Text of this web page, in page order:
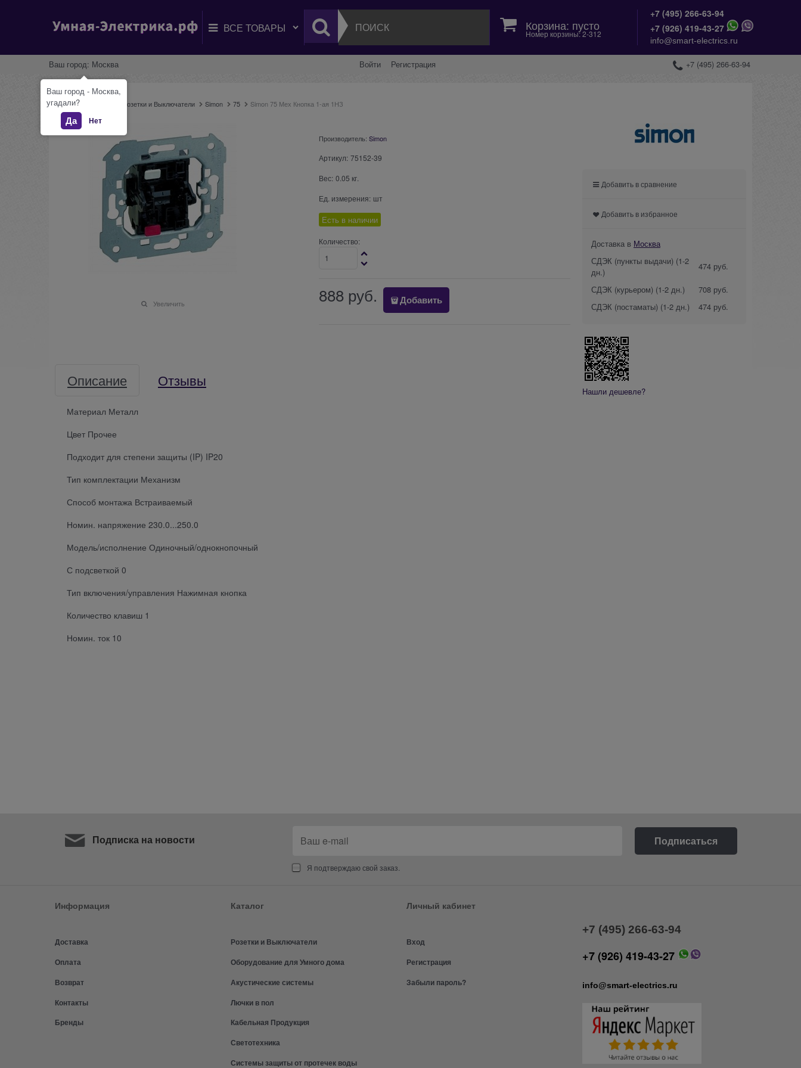
Корзина: пусто
Номер корзины: 2-312
+7 (495) 266-63-94
+7 (926) 419-43-27
info@smart-electrics.ru
Ваш город: Москва Войти Регистрация +7 (495) 266-63-94
Главная Розетки и Выключатели Simon 75 Simon 75 Мех Кнопка 1-ая 1НЗ
Увеличить
Производитель: Simon
Артикул: 75152-39
Вес: 0.05 кг.
Ед. измерения: шт
Есть в наличии
Количество:
888 руб. Добавить
Описание Отзывы
Материал Металл
Цвет Прочее
Подходит для степени защиты (IP) IP20
Тип комплектации Механизм
Способ монтажа Встраиваемый
Номин. напряжение 230.0...250.0
Модель/исполнение Одиночный/однокнопочный
С подсветкой 0
Тип включения/управления Нажимная кнопка
Количество клавиш 1
Номин. ток 10
Добавить в сравнение
Добавить в избранное
Доставка в Москва
СДЭК (пункты выдачи) (1-2
дн.)
474 руб.
СДЭК (курьером) (1-2 дн.)
708 руб.
СДЭК (постаматы) (1-2 дн.) 474 руб.
Нашли дешевле?
Подписка на новости
Я подтверждаю свой заказ.
Информация
Доставка
Оплата
Возврат
Контакты
Бренды
Каталог
Розетки и Выключатели
Оборудование для Умного дома
Акустические системы
Лючки в пол
Кабельная Продукция
Светотехника
Системы защиты от протечек воды
Личный кабинет
Вход
Регистрация
Забыли пароль?
+7 (495) 266-63-94
+7 (926) 419-43-27
info@smart-electrics.ru
Ваш город - Москва,
угадали?
Да Нет